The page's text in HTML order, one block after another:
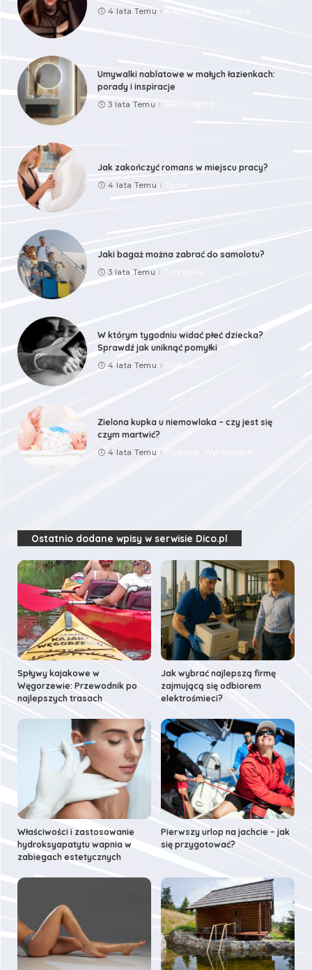
4 lata Temu Kobieta Wyróżnione
Umywalki nablatowe w małych łazienkach:
porady i inspiracje
3 lata Temu
Jak zakończyć romans w miejscu pracy?
4 lata Temu
Jaki bagaż można zabrać do samolotu?
3 lata Temu
W którym tygodniu widać płeć dziecka?
Sprawdź jak uniknąć pomyłki
4 lata Temu
Zielona kupka u niemowlaka – czy jest się
czym martwić?
4 lata Temu
Ostatnio dodane wpisy w serwisie Dico.pl
Spływy kajakowe w
Węgorzewie: Przewodnik po
najlepszych trasach
Jak wybrać najlepszą firmę
zajmującą się odbiorem
elektrośmieci?
Właściwości i zastosowanie
hydroksyapatytu wapnia w
zabiegach estetycznych
Pierwszy urlop na jachcie – jak
się przygotować?